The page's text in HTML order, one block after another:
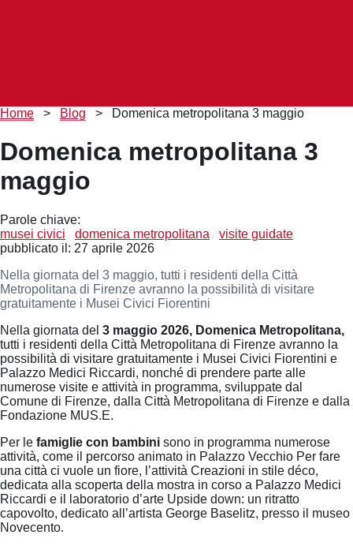
Briciole
pane
Home > Blog > Domenica metropolitana 3 maggio
Domenica metropolitana 3
maggio
Parole chiave:
musei civici
domenica metropolitana
visite guidate
pubblicato il: 27 aprile 2026
Nella giornata del 3 maggio, tutti i residenti della Città
Metropolitana di Firenze avranno la possibilità di visitare
gratuitamente i Musei Civici Fiorentini
Nella giornata del 3 maggio 2026, Domenica Metropolitana,
tutti i residenti della Città Metropolitana di Firenze avranno la
possibilità di visitare gratuitamente i Musei Civici Fiorentini e
Palazzo Medici Riccardi, nonché di prendere parte alle
numerose visite e attività in programma, sviluppate dal
Comune di Firenze, dalla Città Metropolitana di Firenze e dalla
Fondazione MUS.E.
Per le famiglie con bambini sono in programma numerose
attività, come il percorso animato in Palazzo Vecchio Per fare
una città ci vuole un fiore, l’attività Creazioni in stile déco,
dedicata alla scoperta della mostra in corso a Palazzo Medici
Riccardi e il laboratorio d’arte Upside down: un ritratto
capovolto, dedicato all’artista George Baselitz, presso il museo
Novecento.